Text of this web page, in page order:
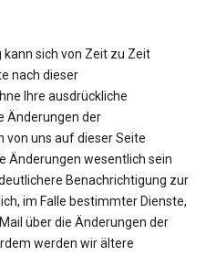
sich von Zeit zu Zeit
nach dieser
Ihre ausdrückliche
Änderungen der
von uns auf dieser Seite
Änderungen wesentlich sein
Benachrichtigung zur
im Falle bestimmter Dienste,
über die Änderungen der
werden wir ältere